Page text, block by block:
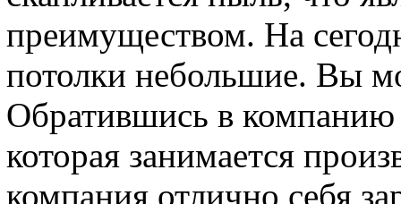
преимуществом. На
потолки небольшие. Вы
Обратившись в
которая занимается
компания отлично себя